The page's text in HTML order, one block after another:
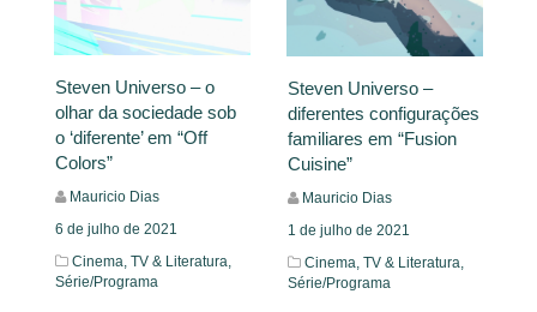
Steven Universo – o
olhar da sociedade sob
o ‘diferente’ em “Off
Colors”
Mauricio Dias
6 de julho de 2021
Cinema, TV & Literatura,
Série/Programa
Steven Universo –
diferentes configurações
familiares em “Fusion
Cuisine”
Mauricio Dias
1 de julho de 2021
Cinema, TV & Literatura,
Série/Programa